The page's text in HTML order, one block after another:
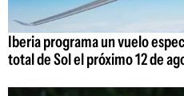
Iberia programa un vuelo
total de Sol el próximo 12 de